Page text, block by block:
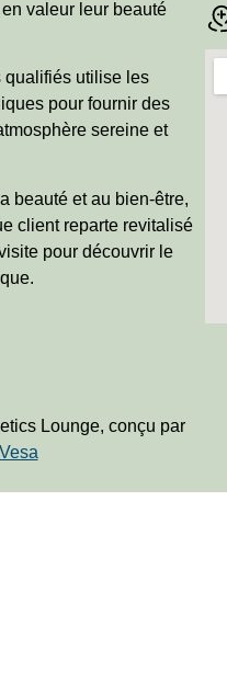
valeur leur beauté
qualifiés utilise les
pour fournir des
sereine et
beauté et au bien-être,
client reparte revitalisé
pour découvrir le
Lounge, conçu par